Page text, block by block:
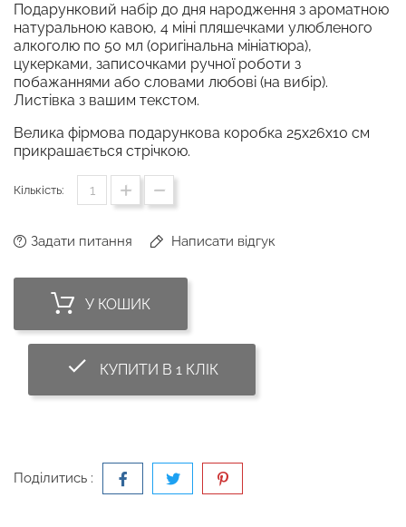
Подарунковий набір до дня народження з ароматною
натуральною кавою, 4 міні пляшечками улюбленого
алкоголю по 50 мл (оригінальна мініатюра),
цукерками, записочками ручної роботи з
побажаннями або словами любові (на вибір).
Листівка з вашим текстом.
Велика фірмова подарункова коробка 25х26х10 см
прикрашається стрічкою.
Кількість:
Задати питання Написати відгук
У КОШИК
done_outline
КУПИТИ В 1 КЛІК
Поділитись :